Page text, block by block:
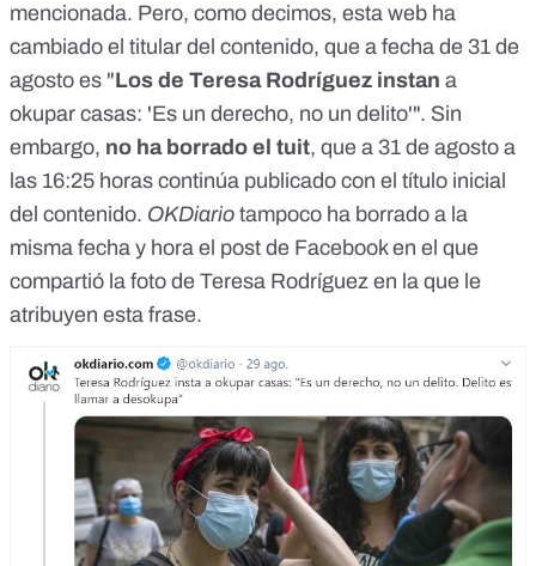
mencionada. Pero, como decimos, esta web ha
cambiado el titular del contenido, que a fecha de 31 de
agosto es "Los de Teresa Rodríguez instan a
okupar casas: 'Es un derecho, no un delito'". Sin
embargo, no ha borrado el tuit, que a 31 de agosto a
las 16:25 horas continúa publicado con el título inicial
del contenido. OKDiario tampoco ha borrado a la
misma fecha y hora el post de Facebooken el que
compartió la foto de Teresa Rodríguez en la que le
atribuyen esta frase.